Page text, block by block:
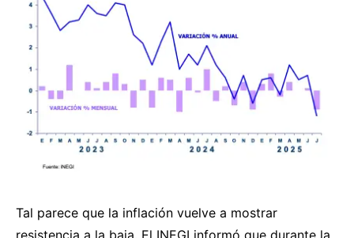
Tal parece que la inflación vuelve a mostrar